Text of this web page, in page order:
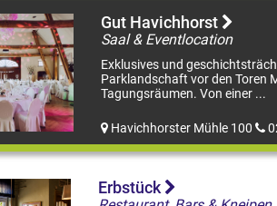
Gut Havichhorst
Saal & Eventlocation
Exklusives und
Parklandschaft vor den Toren
Tagungsräumen. Von einer ...
Havichhorster Mühle 100
Erbstück